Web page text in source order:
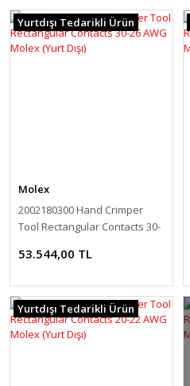
Yurtdışı Tedarikli Ürün
Molex
2002180300 Hand Crimper
Tool Rectangular Contacts 30-
53.544,00 TL
Yurtdışı Tedarikli Ürün